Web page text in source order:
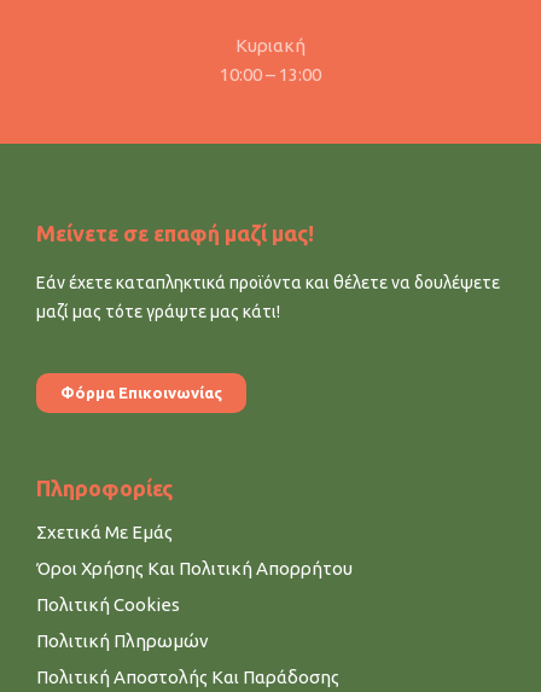
Κυριακή
10:00 – 13:00
Μείνετε σε επαφή μαζί μας!
Εάν έχετε καταπληκτικά προϊόντα και θέλετε να δουλέψετε
μαζί μας τότε γράψτε μας κάτι!
Φόρμα Επικοινωνίας
Πληροφορίες
Σχετικά Με Εμάς
Όροι Χρήσης Και Πολιτική Απορρήτου
Πολιτική Cookies
Πολιτική Πληρωμών
Πολιτική Αποστολής Και Παράδοσης